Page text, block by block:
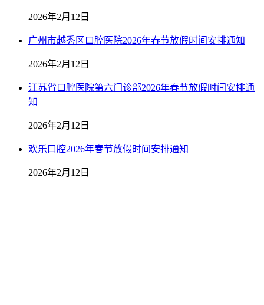
2026年2月12日
广州市越秀区口腔医院2026年春节放假时间安排通知
2026年2月12日
江苏省口腔医院第六门诊部2026年春节放假时间安排通
知
2026年2月12日
欢乐口腔2026年春节放假时间安排通知
2026年2月12日